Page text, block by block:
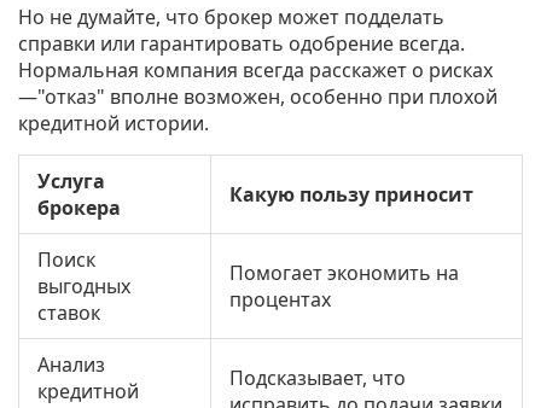
Но не думайте, что брокер может подделать
справки или гарантировать одобрение всегда.
Нормальная компания всегда расскажет о рисках
—"отказ" вполне возможен, особенно при плохой
кредитной истории.
Услуга
брокера
Какую пользу приносит
Поиск
выгодных
ставок
Помогает экономить на
процентах
Анализ
кредитной
Подсказывает, что